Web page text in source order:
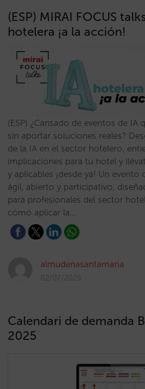
(ESP) MIRAI FOCUS
hotelera ¡a la acción!
(ESP) ¿Cansado de eventos de IA
sin aportar soluciones reales?
de la IA en el sector hotelero,
implicaciones para tu hotel y
y aplicables ¡desde ya! Un
ágil, abierto y participativo,
para profesionales del sector
cómo aplicar la…
almudenasantamaria
02/07/2025
Calendari de demanda
2025